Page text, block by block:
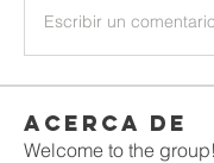
Escribir un
Acerca de
Welcome to the